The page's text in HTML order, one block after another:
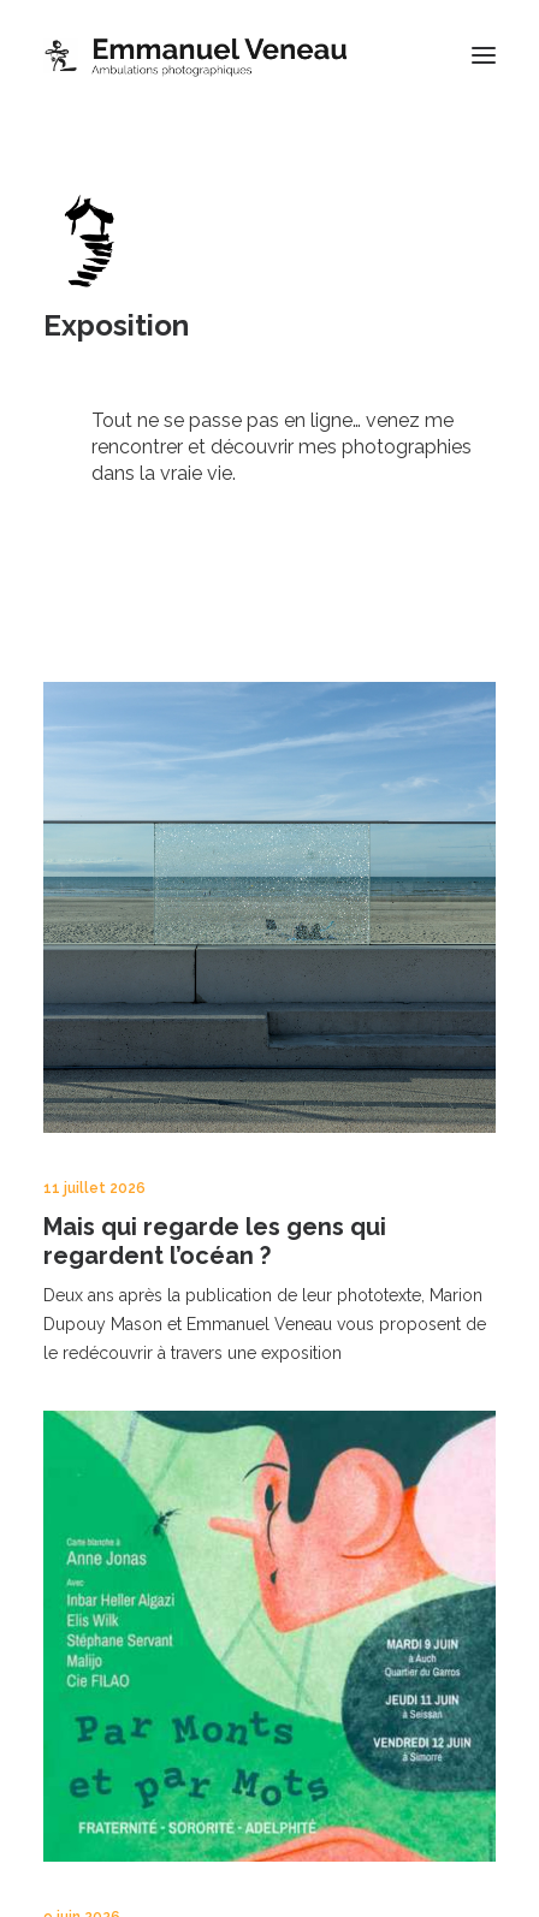
Thématiques
À propos
Contact
Exposition
Tout ne se passe pas en ligne… venez me
rencontrer et découvrir mes photographies
dans la vraie vie.
11 juillet 2026
Mais qui regarde les gens qui
regardent l’océan ?
Deux ans après la publication de leur phototexte, Marion
Dupouy Mason et Emmanuel Veneau vous proposent de
le redécouvrir à travers une exposition